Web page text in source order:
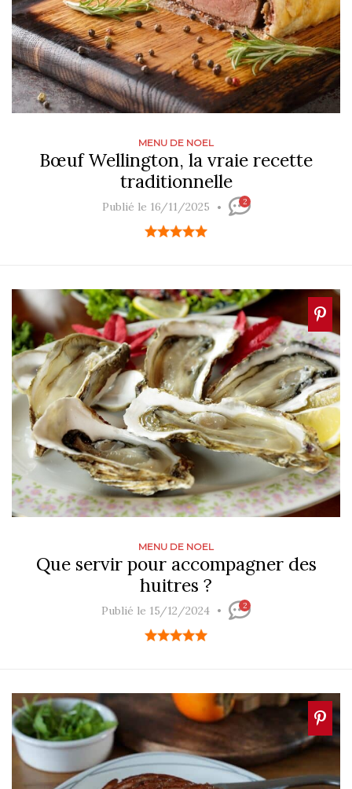
MENU DE NOEL
Bœuf Wellington, la vraie recette
traditionnelle
Publié le 16/11/2025 2
MENU DE NOEL
Que servir pour accompagner des
huitres ?
Publié le 15/12/2024 2